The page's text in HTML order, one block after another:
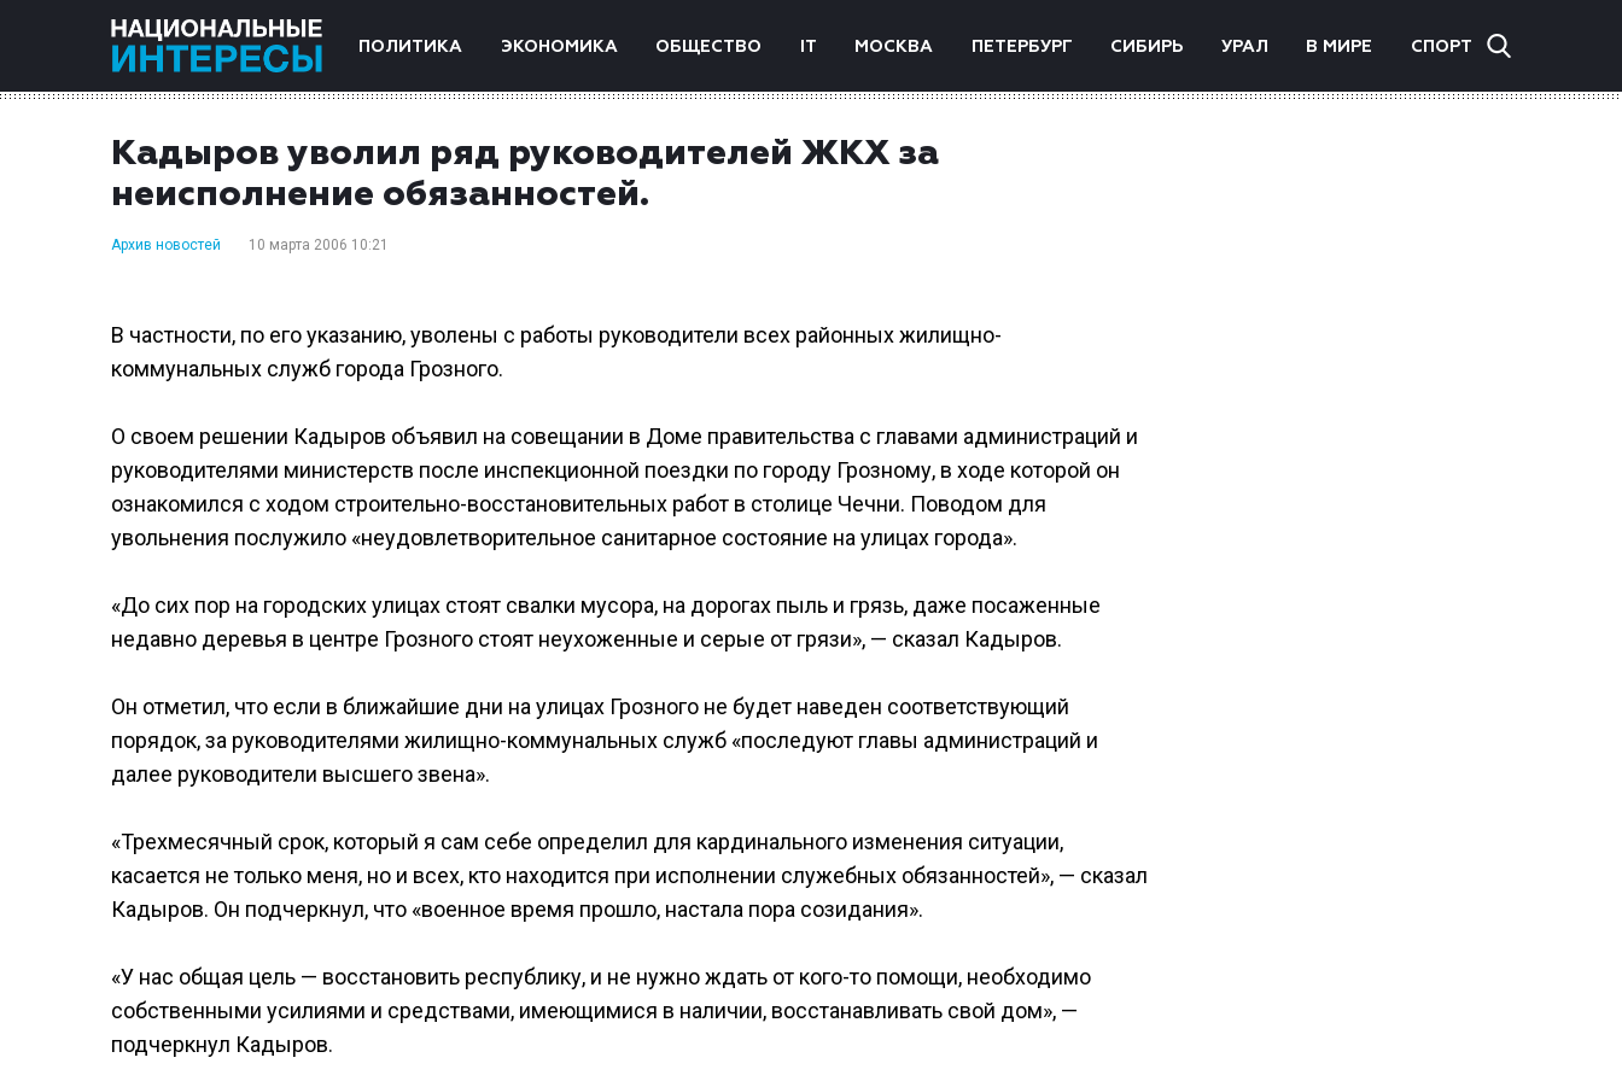
ПОЛИТИКА ЭКОНОМИКА ОБЩЕСТВО IT МОСКВА ПЕТЕРБУРГ СИБИРЬ УРАЛ В МИРЕ СПОРТ
Кадыров уволил ряд руководителей ЖКХ за
неисполнение обязанностей.
Архив новостей 10 марта 2006 10:21
В частности, по его указанию, уволены с работы руководители всех районных жилищно-
коммунальных служб города Грозного.
О своем решении Кадыров объявил на совещании в Доме правительства с главами администраций и
руководителями министерств после инспекционной поездки по городу Грозному, в ходе которой он
ознакомился с ходом строительно-восстановительных работ в столице Чечни. Поводом для
увольнения послужило «неудовлетворительное санитарное состояние на улицах города».
«До сих пор на городских улицах стоят свалки мусора, на дорогах пыль и грязь, даже посаженные
недавно деревья в центре Грозного стоят неухоженные и серые от грязи», — сказал Кадыров.
Он отметил, что если в ближайшие дни на улицах Грозного не будет наведен соответствующий
порядок, за руководителями жилищно-коммунальных служб «последуют главы администраций и
далее руководители высшего звена».
«Трехмесячный срок, который я сам себе определил для кардинального изменения ситуации,
касается не только меня, но и всех, кто находится при исполнении служебных обязанностей», — сказал
Кадыров. Он подчеркнул, что «военное время прошло, настала пора созидания».
«У нас общая цель — восстановить республику, и не нужно ждать от кого-то помощи, необходимо
собственными усилиями и средствами, имеющимися в наличии, восстанавливать свой дом», —
подчеркнул Кадыров.